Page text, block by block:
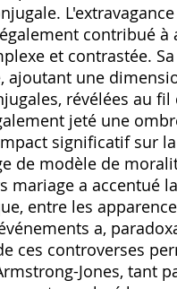
contribué
et contrastée.
ajoutant une
révélées au
jeté une
significatif sur
de modèle de
mariage a accentué
entre les
a,
ces controverses
Jones, tant